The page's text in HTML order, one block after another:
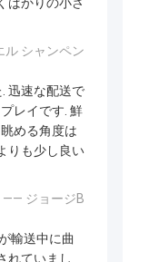
ばかりの小さ
シャンペン
迅速な配送で
レイです. 鮮
める角度は
りも少し良い
—— ジョージB
輸送中に曲
れていまし